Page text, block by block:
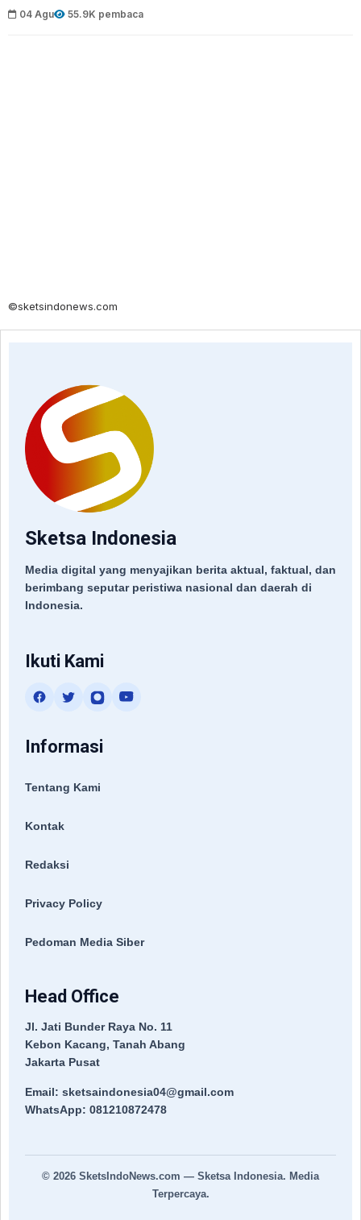
04 Agu 55.9K pembaca
©sketsindonews.com
Sketsa Indonesia
Media digital yang menyajikan berita aktual, faktual, dan
berimbang seputar peristiwa nasional dan daerah di
Indonesia.
Ikuti Kami
Informasi
Tentang Kami
Kontak
Redaksi
Privacy Policy
Pedoman Media Siber
Head Office
Jl. Jati Bunder Raya No. 11
Kebon Kacang, Tanah Abang
Jakarta Pusat
Email: sketsaindonesia04@gmail.com
WhatsApp: 081210872478
© 2026 SketsIndoNews.com — Sketsa Indonesia. Media
Terpercaya.